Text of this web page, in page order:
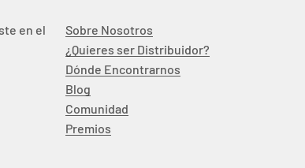
en el
Sobre Nosotros
¿Quieres ser Distribuidor?
Dónde Encontrarnos
Blog
Comunidad
Premios